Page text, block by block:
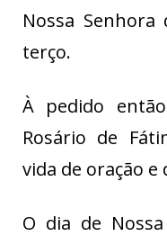
Nossa
terço.
À pedido
Rosário de
vida de oração e
O dia de